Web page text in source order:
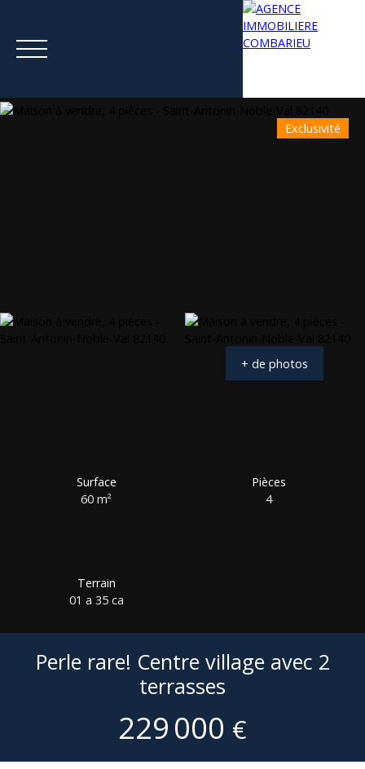
Exclusivité
+ de photos
Surface
60m²
Pièces
4
Terrain
01 a 35 ca
Perle rare! Centre village avec 2
terrasses
229 000 €